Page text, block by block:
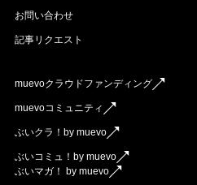
お問い合わせ
記事リクエスト
muevoクラウドファンディング
muevoコミュニティ
ぶいクラ！by muevo
ぶいコミュ！by muevo
ぶいマガ！ by muevo